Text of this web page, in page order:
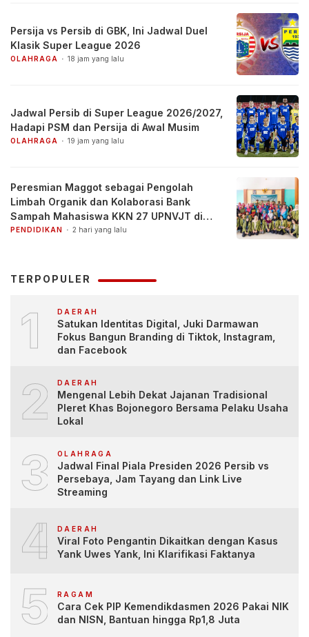
Persija vs Persib di GBK, Ini Jadwal Duel
Klasik Super League 2026
OLAHRAGA 18 jam yang lalu
Jadwal Persib di Super League 2026/2027,
Hadapi PSM dan Persija di Awal Musim
OLAHRAGA 19 jam yang lalu
Peresmian Maggot sebagai Pengolah
Limbah Organik dan Kolaborasi Bank
Sampah Mahasiswa KKN 27 UPNVJT di
Desa Pacul, Bojonegoro
PENDIDIKAN 2 hari yang lalu
TERPOPULER
1 DAERAH
Satukan Identitas Digital, Juki Darmawan
Fokus Bangun Branding di Tiktok, Instagram,
dan Facebook
2 DAERAH
Mengenal Lebih Dekat Jajanan Tradisional
Pleret Khas Bojonegoro Bersama Pelaku Usaha
Lokal
3 OLAHRAGA
Jadwal Final Piala Presiden 2026 Persib vs
Persebaya, Jam Tayang dan Link Live
Streaming
4 DAERAH
Viral Foto Pengantin Dikaitkan dengan Kasus
Yank Uwes Yank, Ini Klarifikasi Faktanya
5 RAGAM
Cara Cek PIP Kemendikdasmen 2026 Pakai NIK
dan NISN, Bantuan hingga Rp1,8 Juta